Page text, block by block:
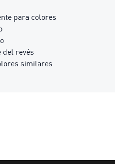
para colores
del revés
similares